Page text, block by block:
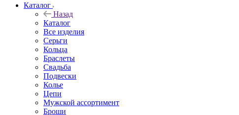
Каталог
Назад
Каталог
Все изделия
Серьги
Кольца
Браслеты
Свадьба
Подвески
Колье
Цепи
Мужской ассортимент
Броши